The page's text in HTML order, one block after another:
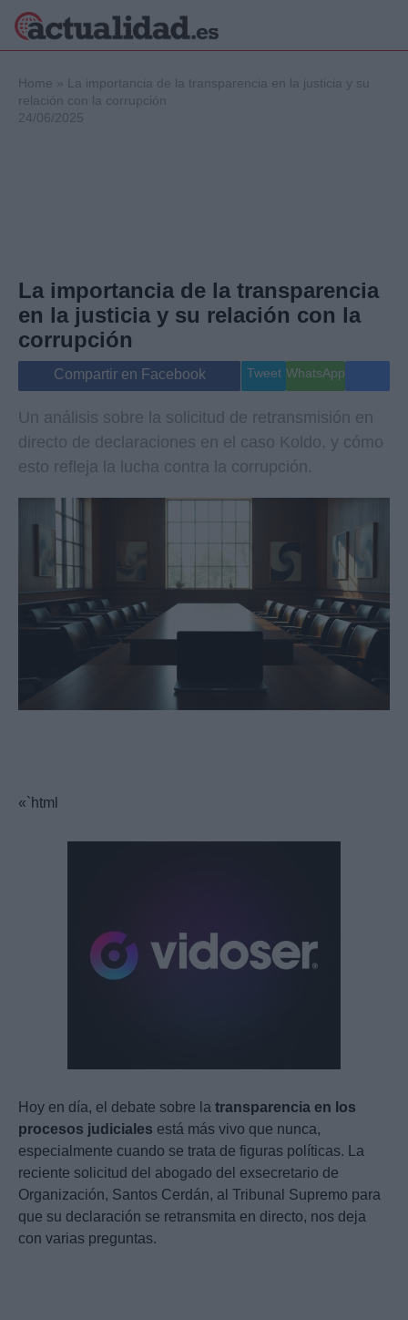
Internacional
Viajes
Gente
Musica
Home »
La importancia de la transparencia en la justicia y su
relación con la corrupción
24/06/2025
La importancia de la transparencia
en la justicia y su relación con la
corrupción
Compartir en Facebook Tweet WhatsApp
Un análisis sobre la solicitud de retransmisión en
directo de declaraciones en el caso Koldo, y cómo
esto refleja la lucha contra la corrupción.
«`html
Hoy en día, el debate sobre la transparencia en los
procesos judiciales está más vivo que nunca,
especialmente cuando se trata de figuras políticas. La
reciente solicitud del abogado del exsecretario de
Organización, Santos Cerdán, al Tribunal Supremo para
que su declaración se retransmita en directo, nos deja
con varias preguntas.